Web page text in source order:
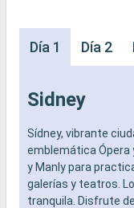
Día 1 Día 2
Sidney
Sídney, vibrante
emblemática Ópera
y Manly para
galerías y teatros.
tranquila. Disfrute